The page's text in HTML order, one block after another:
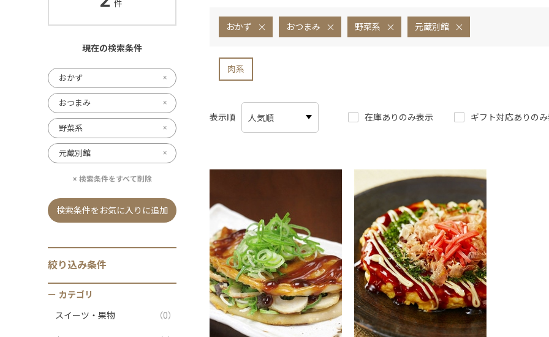
おかず おつまみ 野菜系 元蔵別館
肉系
表示順 在庫ありのみ表示 ギフト対応ありの
件
現在の検索条件
おかず
おつまみ
野菜系
元蔵別館
検索条件をすべて削除
検索条件をお気に入りに追加
絞り込み条件
カテゴリ
スイーツ・果物 （0）